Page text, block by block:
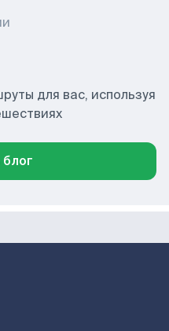
для вас, используя